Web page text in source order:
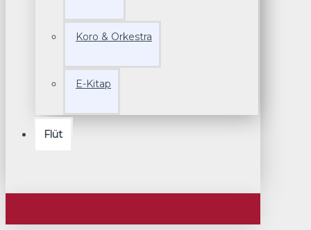
Koro & Orkestra
E-Kitap
Flüt